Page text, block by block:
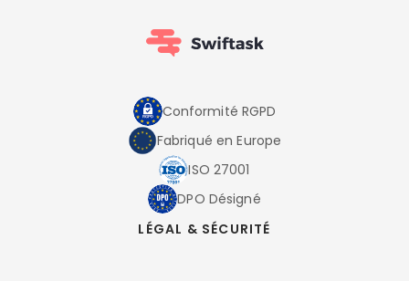
Conformité RGPD
Fabriqué en Europe
ISO 27001
DPO Désigné
LÉGAL & SÉCURITÉ